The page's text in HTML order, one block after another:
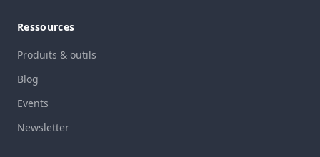
Ressources
Produits & outils
Blog
Events
Newsletter